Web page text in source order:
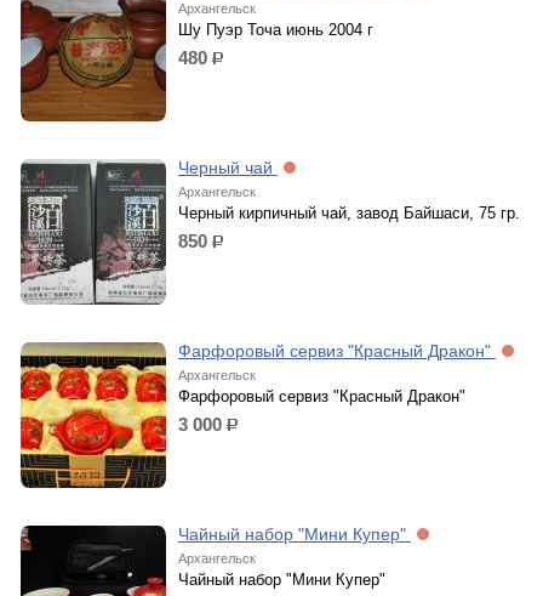
Архангельск
Шу Пуэр Точа июнь 2004 г
480 р.
Черный чай
Архангельск
Черный кирпичный чай, завод Байшаси, 75 гр.
850 р.
Фарфоровый сервиз "Красный Дракон"
Архангельск
Фарфоровый сервиз "Красный Дракон"
3 000 р.
Чайный набор "Мини Купер"
Архангельск
Чайный набор "Мини Купер"